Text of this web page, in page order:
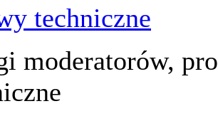
techniczne
moderatorów,